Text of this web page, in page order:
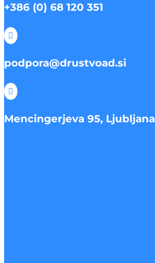
+386 (0) 68 120 351

podpora@drustvoad.si

Mencingerjeva 95, Ljubljana